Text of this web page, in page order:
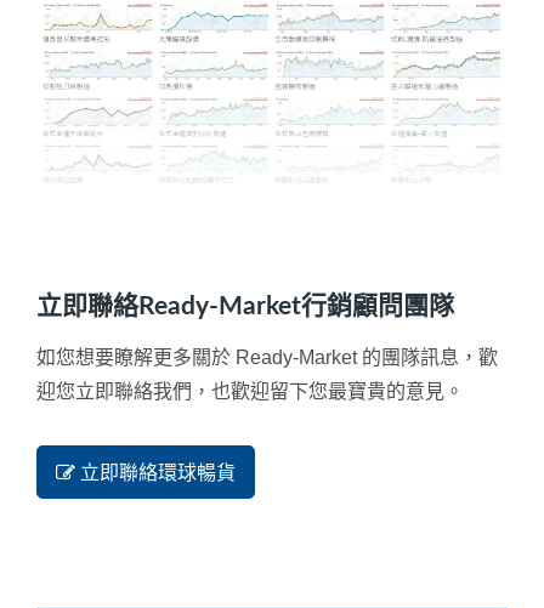
立即聯絡Ready-Market行銷顧問團隊
如您想要瞭解更多關於 Ready-Market 的團隊訊息，歡
迎您立即聯絡我們，也歡迎留下您最寶貴的意見。
立即聯絡環球暢貨